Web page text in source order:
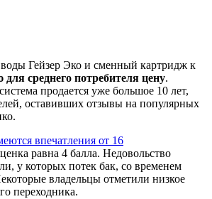
Гейзер Эко и сменный картридж к
среднего потребителя цену.
продается уже большое 10 лет,
оставивших отзывы на популярных
впечатления от 16
равна 4 балла. Недовольство
у которых потек бак, со временем
владельцы отметили низкое
переходника.